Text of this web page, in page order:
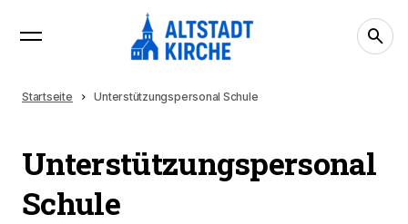
Startseite Unterstützungspersonal Schule
Unterstützungspersonal
Schule